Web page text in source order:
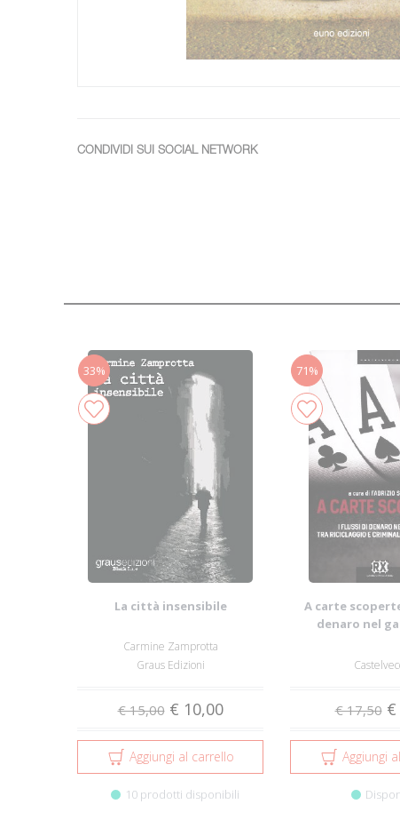
CONDIVIDI SUI SOCIAL NETWORK
33%
La città insensibile
Carmine Zamprotta
Graus Edizioni
€ 15,00 € 10,00
Aggiungi al carrello
10 prodotti disponibili
71%
A carte
denaro nel
€ 17,50 €
Aggiungi